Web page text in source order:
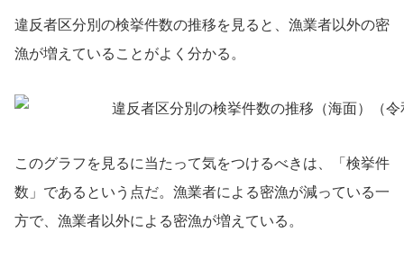
違反者区分別の検挙件数の推移を見ると、漁業者以外の密
漁が増えていることがよく分かる。
このグラフを見るに当たって気をつけるべきは、「検挙件
数」であるという点だ。漁業者による密漁が減っている一
方で、漁業者以外による密漁が増えている。